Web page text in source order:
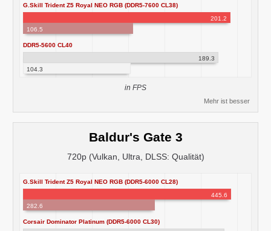
G.Skill Trident Z5 Royal NEO RGB (DDR5-7600 CL38)
201.2
106.5
DDR5-5600 CL40
189.3
104.3
in FPS
Mehr ist besser
Baldur's Gate 3
720p (Vulkan, Ultra, DLSS: Qualität)
G.Skill Trident Z5 Royal NEO RGB (DDR5-6000 CL28)
445.6
282.6
Corsair Dominator Platinum (DDR5-6000 CL30)